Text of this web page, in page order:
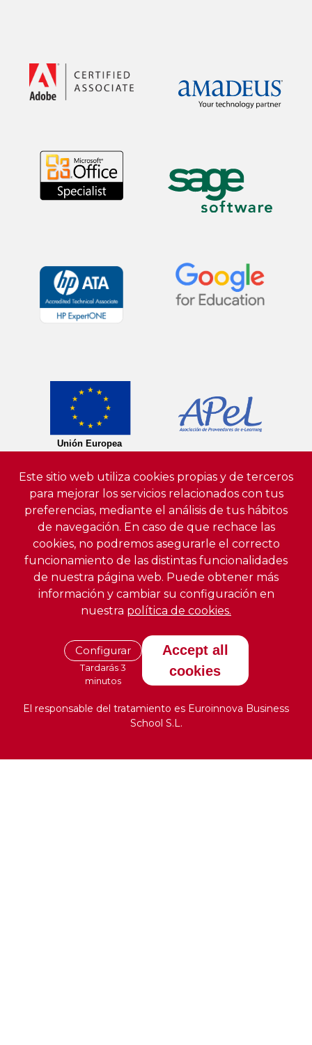
Este sitio web utiliza cookies propias y de terceros
para mejorar los servicios relacionados con tus
preferencias, mediante el análisis de tus hábitos
de navegación. En caso de que rechace las
cookies, no podremos asegurarle el correcto
funcionamiento de las distintas funcionalidades
de nuestra página web. Puede obtener más
información y cambiar su configuración en
nuestra política de cookies.
Configurar
Tardarás 3
minutos
Accept all
cookies
El responsable del tratamiento es Euroinnova Business
School S.L.